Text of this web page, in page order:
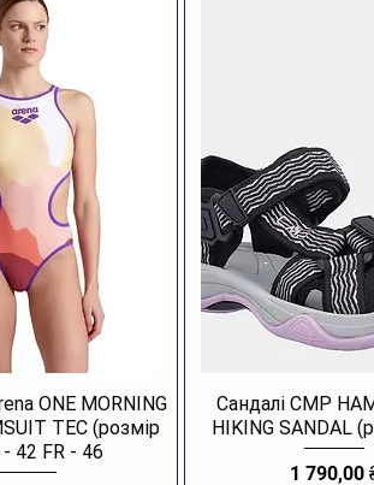
ONE MORNING
TEC (розмір
42 FR - 46
Сандалі CMP
HIKING SANDAL
Ціна
1 790,00